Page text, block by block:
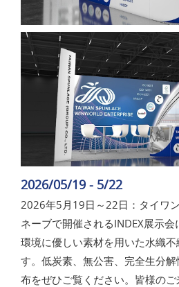
2026/05/19 - 5/22
2026年5月19日～22日：タイワ
ネーブで開催されるINDEX展示
環境に優しい素材を用いた水織
す。低炭素、無公害、完全生分
布をぜひご覧ください。皆様の